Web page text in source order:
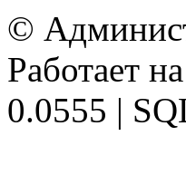
©
Работает на
0.0555 |